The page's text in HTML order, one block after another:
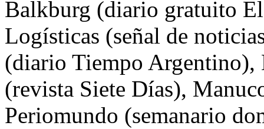
Balkburg (diario gratuito
Logísticas (señal de
(diario Tiempo
(revista Siete Días),
Periomundo (semanario